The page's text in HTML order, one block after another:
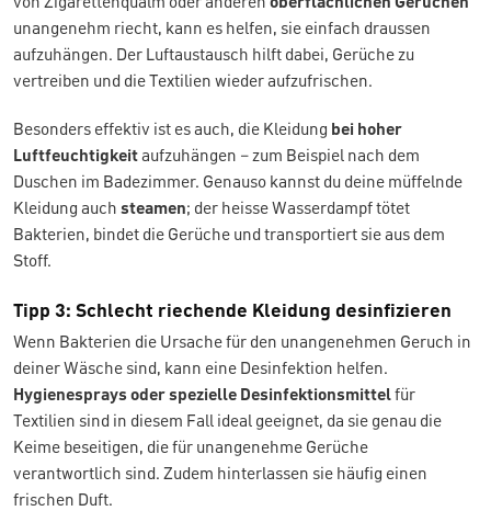
unangenehm riecht, kann es helfen, sie einfach draussen
aufzuhängen. Der Luftaustausch hilft dabei, Gerüche zu
vertreiben und die Textilien wieder aufzufrischen.
Besonders effektiv ist es auch, die Kleidung bei hoher
Luftfeuchtigkeitaufzuhängen – zum Beispiel nach dem
Duschen im Badezimmer. Genauso kannst du deine müffelnde
Kleidung auch steamen; der heisse Wasserdampf tötet
Bakterien, bindet die Gerüche und transportiert sie aus dem
Stoff.
Tipp 3: Schlecht riechende Kleidung desinfizieren
Wenn Bakterien die Ursache für den unangenehmen Geruch in
deiner Wäsche sind, kann eine Desinfektion helfen.
Hygienesprays oder spezielle Desinfektionsmittelfür
Textilien sind in diesem Fall ideal geeignet, da sie genau die
Keime beseitigen, die für unangenehme Gerüche
verantwortlich sind. Zudem hinterlassen sie häufig einen
frischen Duft.